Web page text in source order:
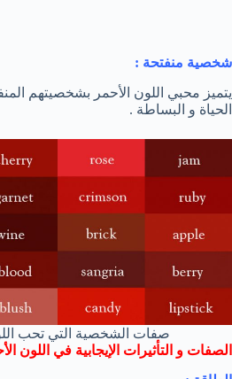
شخصية منفتحة :
يتميز محبي اللون الأحمر بشخصيتهم
الحياة و البساطة .
صفات الشخصية التي تحب
الصفات و التأثيرات الإيجابية في اللون